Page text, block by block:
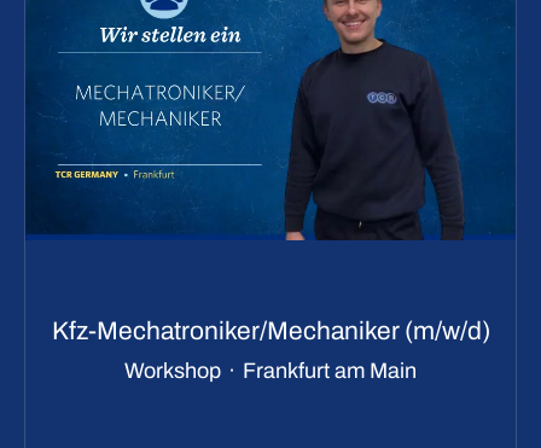
Kfz-Mechatroniker/Mechaniker (m/w/d)
Workshop · Frankfurt am Main